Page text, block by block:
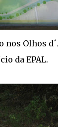
nos Olhos
da EPAL.